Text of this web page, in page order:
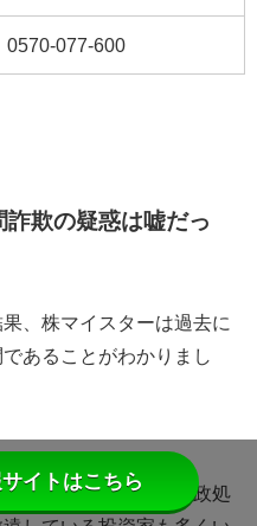
0570-077-600
欺の疑惑は嘘だっ
、株マイスターは過去に
あることがわかりまし
開していますが、行政処
イトはこちら